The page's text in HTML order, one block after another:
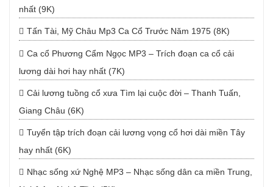
nhất (9K)
Tấn Tài, Mỹ Châu Mp3 Ca Cổ Trước Năm 1975 (8K)
Ca cổ Phương Cẩm Ngọc MP3 – Trích đoạn ca cổ cải
lương dài hơi hay nhất (7K)
Cải lương tuồng cổ xưa Tìm lại cuộc đời – Thanh Tuấn,
Giang Châu (6K)
Tuyển tập trích đoạn cải lương vọng cổ hơi dài miền Tây
hay nhất (6K)
Nhạc sống xứ Nghệ MP3 – Nhạc sống dân ca miền Trung,